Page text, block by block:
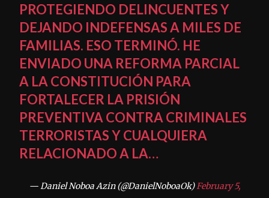
PROTEGIENDO DELINCUENTES Y
DEJANDO INDEFENSAS A MILES DE
FAMILIAS. ESO TERMINÓ. HE
ENVIADO UNA REFORMA PARCIAL
A LA CONSTITUCIÓN PARA
FORTALECER LA PRISIÓN
PREVENTIVA CONTRA CRIMINALES
TERRORISTAS Y CUALQUIERA
RELACIONADO A LA…
— Daniel Noboa Azin (@DanielNoboaOk)February 5,